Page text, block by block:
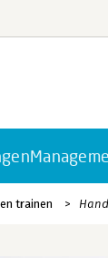
trainen